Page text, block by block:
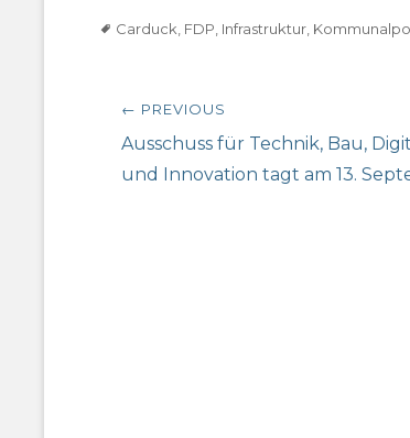
TagsCarduck FDP Infrastruktur
Beitragsnavigation
← PREVIOUS
Previous
post:
Ausschuss für Technik, Bau,
und Innovation tagt am 13.